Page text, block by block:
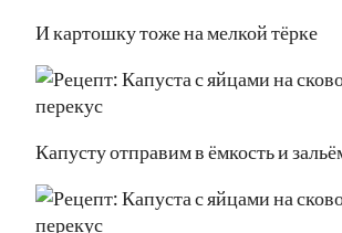
И картошку тоже на мелкой тёрке
Капусту отправим в ёмкость и